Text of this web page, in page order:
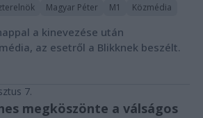
Magyar Péter M1 Közmédia
a kinevezése után
az esetről a Blikknek beszélt.
7.
megköszönte a válságos